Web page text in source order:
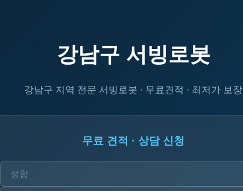
강남구 서빙로봇
강남구 지역 전문 서빙로봇 · 무료견적 · 최저가 보장
무료 견적 · 상담 신청